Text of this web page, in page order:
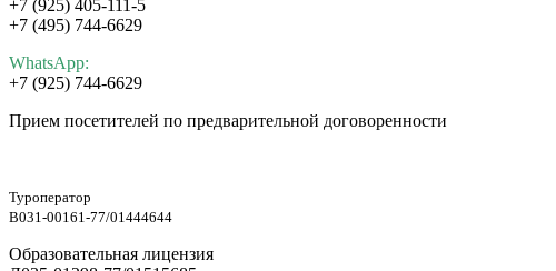
+7 (925) 405-111-5
+7 (495) 744-6629
WhatsApp:
+7 (925) 744-6629
Прием посетителей по предварительной договоренности
Туроператор
В031-00161-77/01444644
Образовательная лицензия